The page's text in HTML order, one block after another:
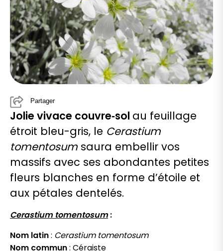
Partager
Jolie vivace couvre‑sol au feuillage
étroit bleu-gris, le Cerastium
tomentosum saura embellir vos
massifs avec ses abondantes petites
fleurs blanches en forme d’étoile et
aux pétales dentelés.
Cerastium tomentosum:
Nom latin: Cerastium tomentosum
Nom commun: Céraiste